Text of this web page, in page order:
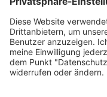
Impressum